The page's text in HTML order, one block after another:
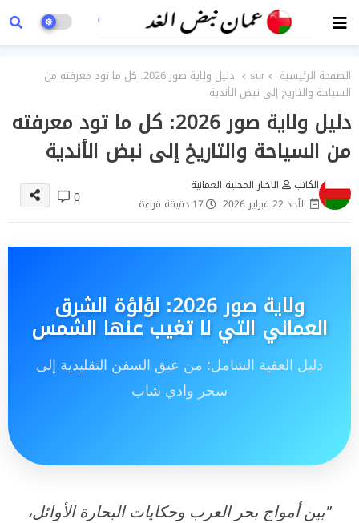
الصفحة الرئيسية sur
دليل ولاية صور 2026: كل ما تود معرفته من
السياحة والتاريخ إلى نبض الأندية
دليل ولاية صور 2026: كل ما تود معرفته
من السياحة والتاريخ إلى نبض الأندية
الكاتب
الاخبار المحلية العمانية
الأحد 22 فبراير 2026
17 دقيقة قراءة 0
ولاية صور 2026: لؤلؤة الشرق
العماني التي لا تغيب عنها الشمس
دليل العفية الشامل: من عبق السفن التقليدية إلى
سحر وادي شاب
"بين أمواج بحر العرب وحكايات البحارة الأوائل،